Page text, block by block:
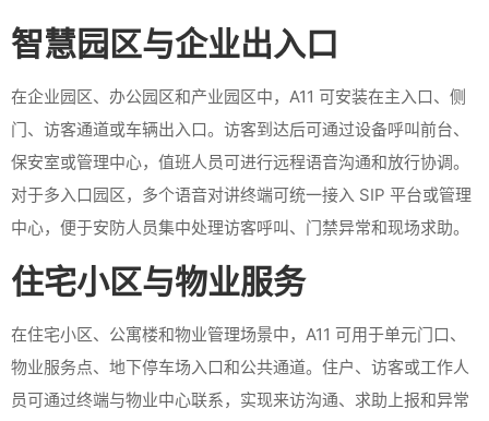
智慧园区与企业出入口
在企业园区、办公园区和产业园区中，A11 可安装在主入口、侧
门、访客通道或车辆出入口。访客到达后可通过设备呼叫前台、
保安室或管理中心，值班人员可进行远程语音沟通和放行协调。
对于多入口园区，多个语音对讲终端可统一接入 SIP 平台或管理
中心，便于安防人员集中处理访客呼叫、门禁异常和现场求助。
住宅小区与物业服务
在住宅小区、公寓楼和物业管理场景中，A11 可用于单元门口、
物业服务点、地下停车场入口和公共通道。住户、访客或工作人
员可通过终端与物业中心联系，实现来访沟通、求助上报和异常